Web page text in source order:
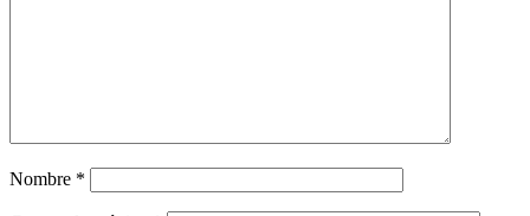
Nombre *